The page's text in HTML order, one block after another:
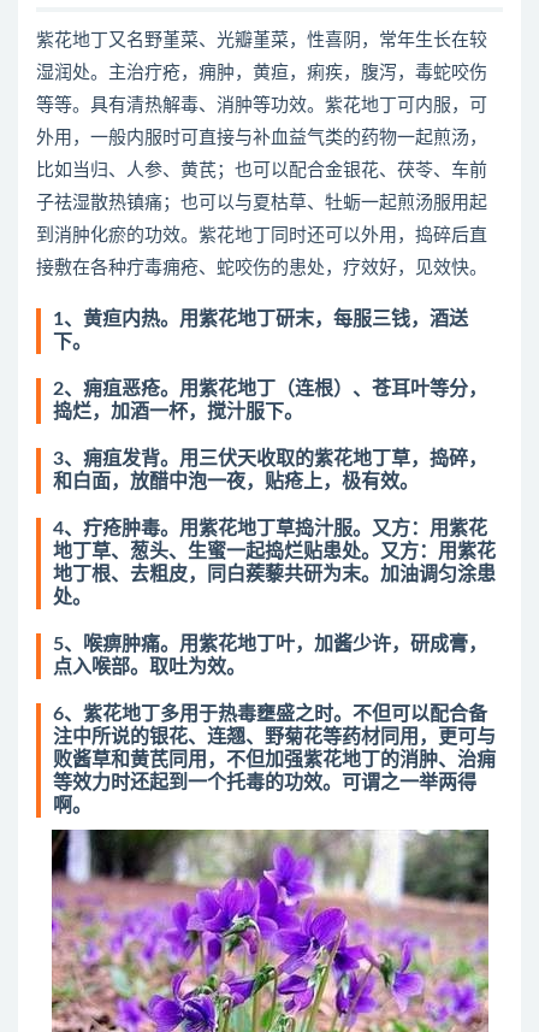
紫花地丁又名野堇菜、光瓣堇菜，性喜阴，常年生长在较
湿润处。主治疔疮，痈肿，黄疸，痢疾，腹泻，毒蛇咬伤
等等。具有清热解毒、消肿等功效。紫花地丁可内服，可
外用，一般内服时可直接与补血益气类的药物一起煎汤，
比如当归、人参、黄芪；也可以配合金银花、茯苓、车前
子祛湿散热镇痛；也可以与夏枯草、牡蛎一起煎汤服用起
到消肿化瘀的功效。紫花地丁同时还可以外用，捣碎后直
接敷在各种疔毒痈疮、蛇咬伤的患处，疗效好，见效快。
1、黄疸内热。用紫花地丁研末，每服三钱，酒送
下。
2、痈疽恶疮。用紫花地丁（连根）、苍耳叶等分，
捣烂，加酒一杯，搅汁服下。
3、痈疽发背。用三伏天收取的紫花地丁草，捣碎，
和白面，放醋中泡一夜，贴疮上，极有效。
4、疔疮肿毒。用紫花地丁草捣汁服。又方：用紫花
地丁草、葱头、生蜜一起捣烂贴患处。又方：用紫花
地丁根、去粗皮，同白蒺藜共研为末。加油调匀涂患
处。
5、喉痹肿痛。用紫花地丁叶，加酱少许，研成膏，
点入喉部。取吐为效。
6、紫花地丁多用于热毒壅盛之时。不但可以配合备
注中所说的银花、连翘、野菊花等药材同用，更可与
败酱草和黄芪同用，不但加强紫花地丁的消肿、治痈
等效力时还起到一个托毒的功效。可谓之一举两得
啊。